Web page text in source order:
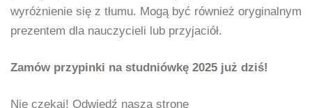
wyróżnienie się z tłumu. Mogą być również oryginalnym
prezentem dla nauczycieli lub przyjaciół.
Zamów przypinki na studniówkę 2025 już dziś!
Nie czekaj! Odwiedź naszą stronę